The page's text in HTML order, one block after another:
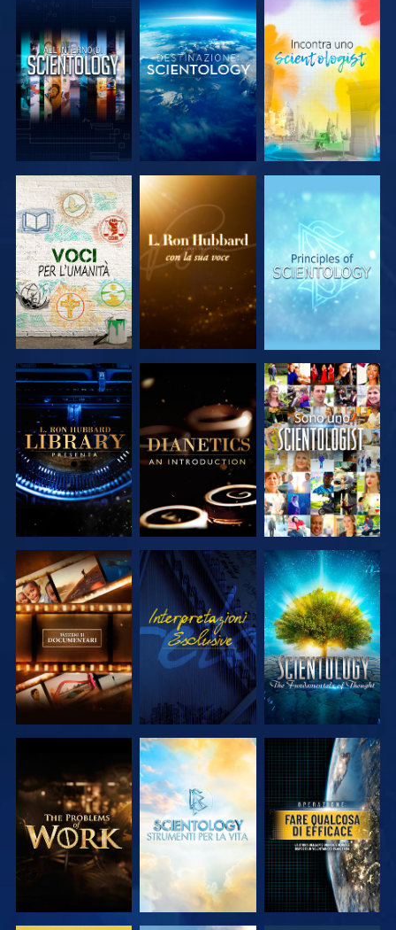
ESPLORA LE
SERIE
ESPLORA LE
SERIE
ESPLORA LE
SERIE
ESPLORA LE
SERIE
ESPLORA LE
SERIE
GUARDA
ESPLORA LE
SERIE
GUARDA
ESPLORA LE
SERIE
ESPLORA LE
SERIE
ESPLORA LE
SERIE
GUARDA